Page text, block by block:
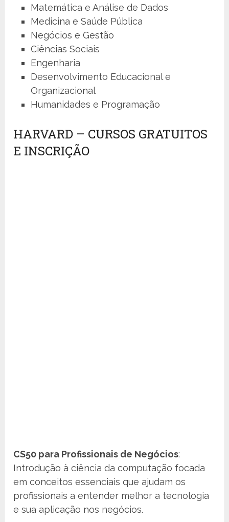
Matemática e Análise de Dados
Medicina e Saúde Pública
Negócios e Gestão
Ciências Sociais
Engenharia
Desenvolvimento Educacional e
Organizacional
Humanidades e Programação
HARVARD – CURSOS GRATUITOS
E INSCRIÇÃO
CS50 para Profissionais de Negócios:
Introdução à ciência da computação focada
em conceitos essenciais que ajudam os
profissionais a entender melhor a tecnologia
e sua aplicação nos negócios.